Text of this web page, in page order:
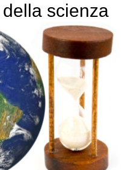
scienza